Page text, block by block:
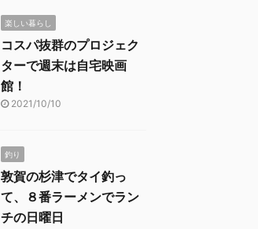
楽しい暮らし
コスパ抜群のプロジェク
ターで週末は自宅映画
館！
2021/10/10
釣り
敦賀の杉津でタイ釣っ
て、８番ラーメンでラン
チの日曜日